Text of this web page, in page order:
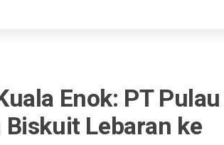
Enok: PT Pulau
Lebaran ke